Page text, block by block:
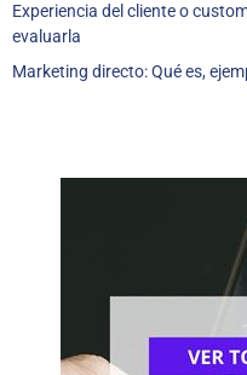
Experiencia del cliente o
evaluarla
Marketing directo: Qué es,